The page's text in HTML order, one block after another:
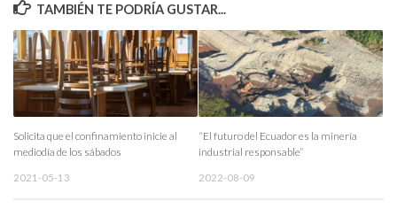
TAMBIÉN TE PODRÍA GUSTAR...
Solicita que el confinamiento inicie al
mediodía de los sábados
2021-05-13
“El futuro del Ecuador es la minería
industrial responsable”
2022-08-09